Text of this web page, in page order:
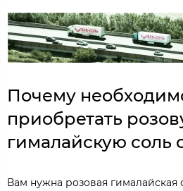
Почему
приобретать
гималайскую соль
Вам нужна розовая гималайская